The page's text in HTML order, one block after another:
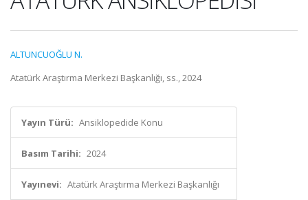
ALTUNCUOĞLU N.
Atatürk Araştırma Merkezi Başkanlığı, ss., 2024
Yayın Türü: Ansiklopedide Konu
Basım Tarihi: 2024
Yayınevi: Atatürk Araştırma Merkezi Başkanlığı